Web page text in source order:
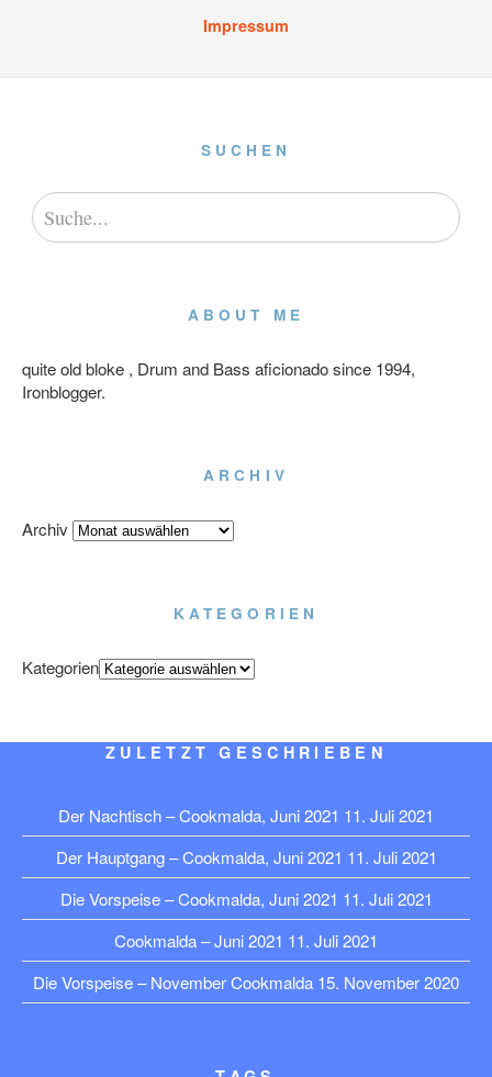
Impressum
SUCHEN
ABOUT ME
quite old bloke , Drum and Bass aficionado since 1994,
Ironblogger.
ARCHIV
Archiv
KATEGORIEN
Kategorien
ZULETZT GESCHRIEBEN
Der Nachtisch – Cookmalda, Juni 2021 11. Juli 2021
Der Hauptgang – Cookmalda, Juni 2021 11. Juli 2021
Die Vorspeise – Cookmalda, Juni 2021 11. Juli 2021
Cookmalda – Juni 2021 11. Juli 2021
Die Vorspeise – November Cookmalda 15. November 2020